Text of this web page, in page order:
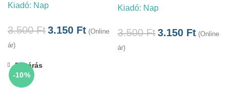
Kiadó: Nap
3.500Ft3.150 Ft (Online
ár)
Kiadó: Nap
3.500Ft3.150 Ft (Online
ár)
-10%
Bezárás